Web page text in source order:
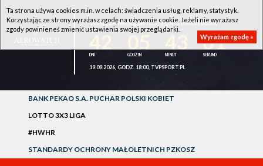
1KS ŚLĘZA WROCŁAW - LOTTO AZS UMCS LUBLIN
01
19.09.2026, GODZ. 18:00, TVPSPORT.PL
BANK PEKAO S.A. PUCHAR POLSKI KOBIET
LOTTO 3X3 LIGA
#HWHR
STANDARDY OCHRONY MAŁOLETNICH PZKOSZ
Ta strona używa cookies m.in. w celach: świadczenia usług, reklamy, statystyk.
Korzystając ze strony wyrażasz zgodę na używanie cookie. Jeżeli nie wyrażasz
zgody powinieneś zmienić ustawienia swojej przeglądarki.
Wyrażam zgodę »